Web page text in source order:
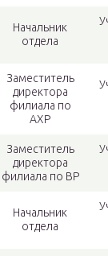
Начальник
отдела
Заместитель
директора
филиала по
АХР
Заместитель
директора
филиала по ВР
Начальник
отдела